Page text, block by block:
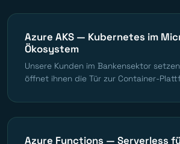
Azure AKS — Kubernetes im
Ökosystem
Unsere Kunden im Bankensektor
öffnet ihnen die Tür zur Container-
Azure Functions — Serverless